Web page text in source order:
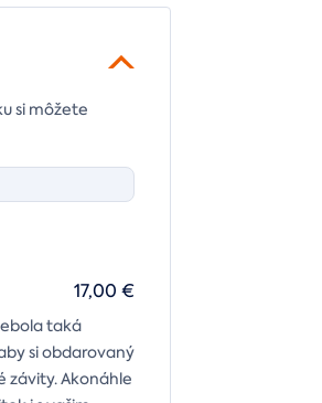
si môžete
taká
si obdarovaný
závity. Akonáhle
17,00 €